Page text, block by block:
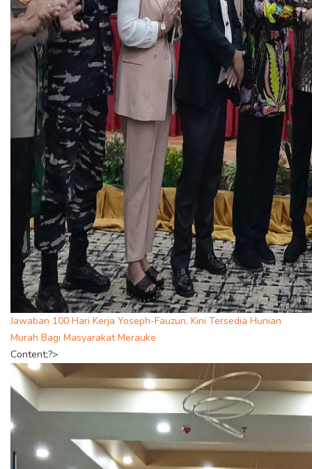
Jawaban 100 Hari Kerja Yoseph-Fauzun, Kini Tersedia Hunian
Murah Bagi Masyarakat Merauke
Content;?>